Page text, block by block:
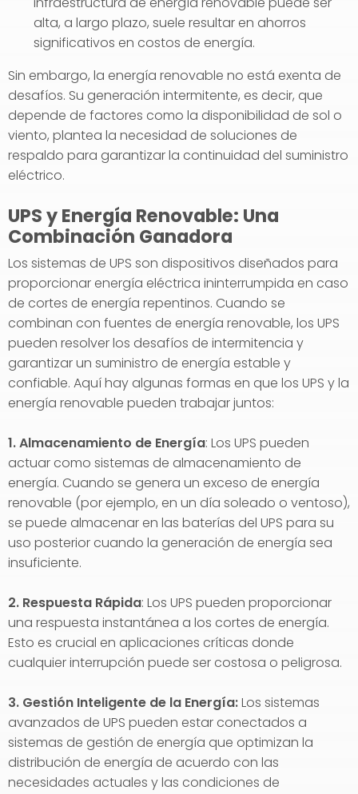
alta, a largo plazo, suele resultar en ahorros
significativos en costos de energía.
Sin embargo, la energía renovable no está exenta de
desafíos. Su generación intermitente, es decir, que
depende de factores como la disponibilidad de sol o
viento, plantea la necesidad de soluciones de
respaldo para garantizar la continuidad del suministro
eléctrico.
UPS y Energía Renovable: Una
Combinación Ganadora
Los sistemas de UPS son dispositivos diseñados para
proporcionar energía eléctrica ininterrumpida en caso
de cortes de energía repentinos. Cuando se
combinan con fuentes de energía renovable, los UPS
pueden resolver los desafíos de intermitencia y
garantizar un suministro de energía estable y
confiable. Aquí hay algunas formas en que los UPS y la
energía renovable pueden trabajar juntos:
1. Almacenamiento de Energía: Los UPS pueden
actuar como sistemas de almacenamiento de
energía. Cuando se genera un exceso de energía
renovable (por ejemplo, en un día soleado o ventoso),
se puede almacenar en las baterías del UPS para su
uso posterior cuando la generación de energía sea
insuficiente.
2. Respuesta Rápida: Los UPS pueden proporcionar
una respuesta instantánea a los cortes de energía.
Esto es crucial en aplicaciones críticas donde
cualquier interrupción puede ser costosa o peligrosa.
3. Gestión Inteligente de la Energía:Los sistemas
avanzados de UPS pueden estar conectados a
sistemas de gestión de energía que optimizan la
distribución de energía de acuerdo con las
necesidades actuales y las condiciones de